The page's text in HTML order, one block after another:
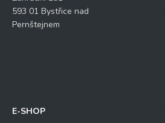
593 01 Bystřice nad
Pernštejnem
E-SHOP